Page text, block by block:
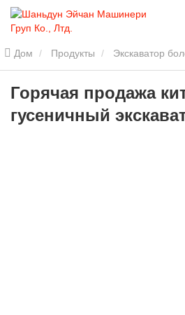
Дом Продукты Экскаватор
продажа китайский гусеничный
Горячая продажа
гусеничный